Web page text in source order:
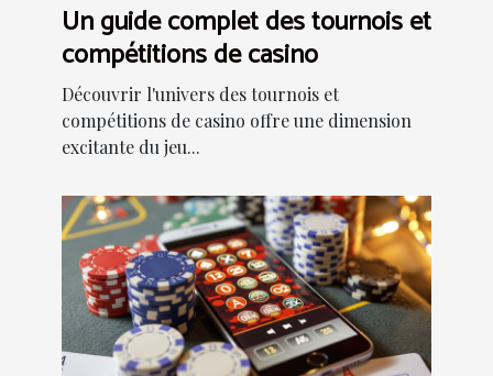
Un guide complet des tournois et
compétitions de casino
Découvrir l'univers des tournois et
compétitions de casino offre une dimension
excitante du jeu...